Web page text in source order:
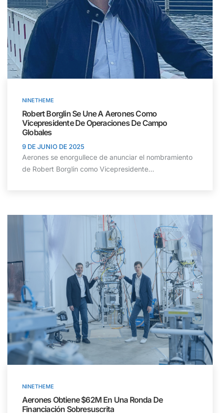
NINETHEME
Robert Borglin Se Une A Aerones Como
Vicepresidente De Operaciones De Campo
Globales
9 DE JUNIO DE 2025
Aerones se enorgullece de anunciar el nombramiento
de Robert Borglin como Vicepresidente...
NINETHEME
Aerones Obtiene $62M En Una Ronda De
Financiación Sobresuscrita